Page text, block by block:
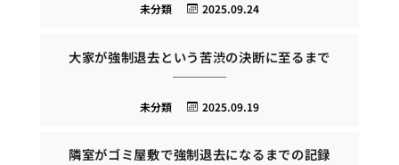
2025.09.24
未分類
大家が強制退去という苦渋の決断に至るまで
2025.09.19
未分類
隣室がゴミ屋敷で強制退去になるまでの記録